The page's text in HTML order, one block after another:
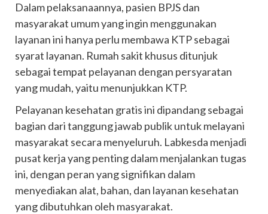
Dalam pelaksanaannya, pasien BPJS dan
masyarakat umum yang ingin menggunakan
layanan ini hanya perlu membawa KTP sebagai
syarat layanan. Rumah sakit khusus ditunjuk
sebagai tempat pelayanan dengan persyaratan
yang mudah, yaitu menunjukkan KTP.
Pelayanan kesehatan gratis ini dipandang sebagai
bagian dari tanggung jawab publik untuk melayani
masyarakat secara menyeluruh. Labkesda menjadi
pusat kerja yang penting dalam menjalankan tugas
ini, dengan peran yang signifikan dalam
menyediakan alat, bahan, dan layanan kesehatan
yang dibutuhkan oleh masyarakat.